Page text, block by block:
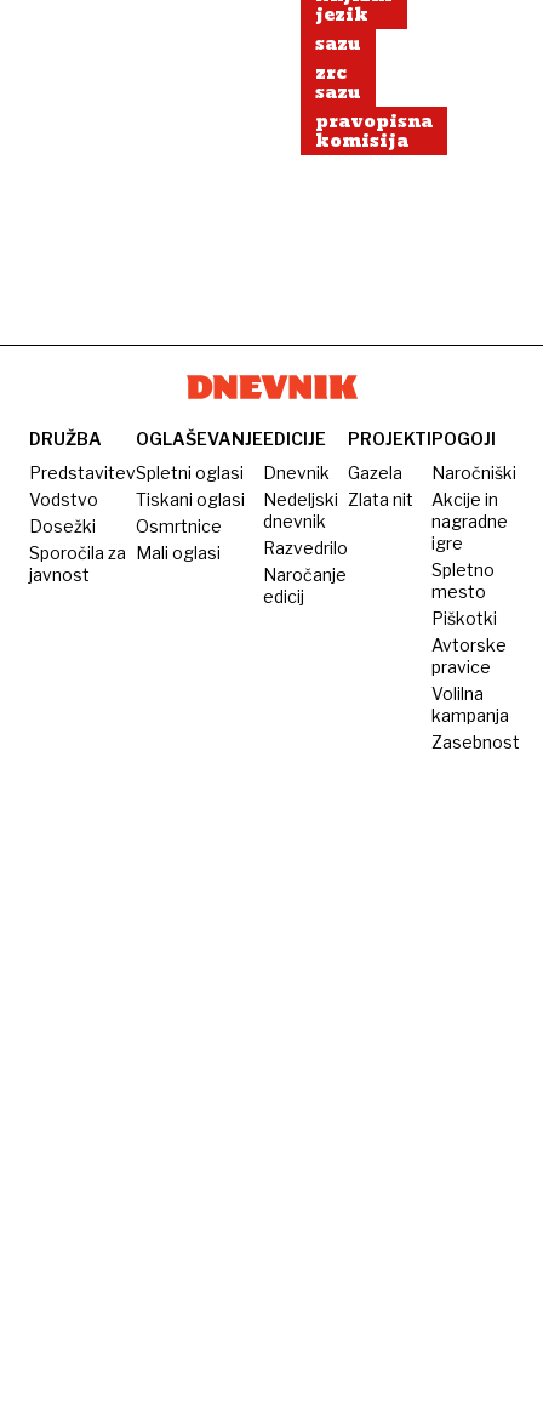
jezik
sazu
zrc
sazu
pravopisna
komisija
DRUŽBA
Predstavitev
Vodstvo
Dosežki
Sporočila za
javnost
OGLAŠEVANJE
Spletni oglasi
Tiskani oglasi
Osmrtnice
Mali oglasi
EDICIJE
Dnevnik
Nedeljski
dnevnik
Razvedrilo
Naročanje
edicij
PROJEKTI
Gazela
Zlata nit
POGOJI
Naročniški
Akcije in
nagradne
igre
Spletno
mesto
Piškotki
Avtorske
pravice
Volilna
kampanja
Zasebnost